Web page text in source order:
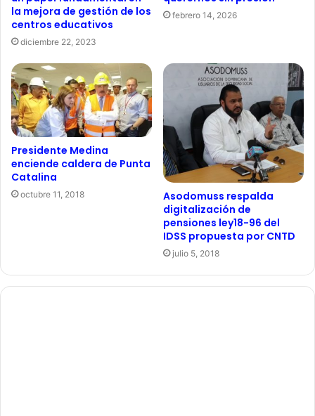
la mejora de gestión de los
centros educativos
diciembre 22, 2023
febrero 14, 2026
Presidente Medina
enciende caldera de Punta
Catalina
octubre 11, 2018
Asodomuss respalda
digitalización de
pensiones ley18-96 del
IDSS propuesta por CNTD
julio 5, 2018